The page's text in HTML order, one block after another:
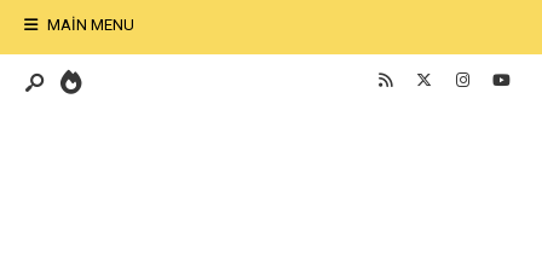
MAIN MENU